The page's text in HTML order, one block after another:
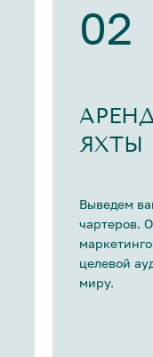
02
ЯХТЫ
Выведем
чартеров.
целевой
миру.